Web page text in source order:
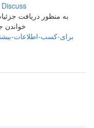
Discuss
به منظور دریافت
خواندن